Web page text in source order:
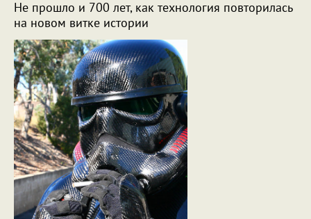
Не прошло и 700 лет, как технология повторилась
на новом витке истории